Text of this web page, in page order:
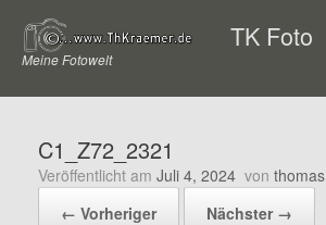
Inhalt
springen
TK Foto
Meine Fotowelt
C1_Z72_2321
Veröffentlicht am Juli 4, 2024 von thomas
← Vorheriger
Nächster →